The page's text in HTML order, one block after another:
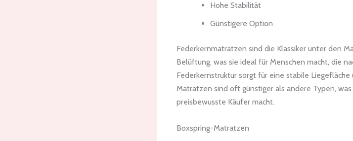
Hohe Stabilität
Günstigere Option
Federkernmatratzen sind die Klassiker unter den
Belüftung, was sie ideal für Menschen macht, die
Federkernstruktur sorgt für eine stabile
Matratzen sind oft günstiger als andere Typen,
preisbewusste Käufer macht.
Boxspring-Matratzen